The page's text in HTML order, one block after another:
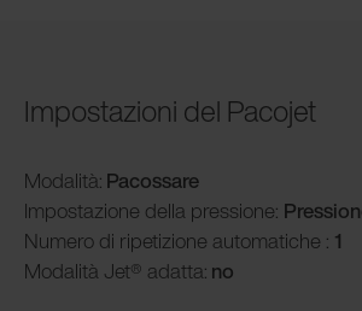
Impostazioni del Pacojet
Modalità: Pacossare
Impostazione della pressione:
Numero di ripetizione automatiche : 1
Modalità Jet® adatta: no